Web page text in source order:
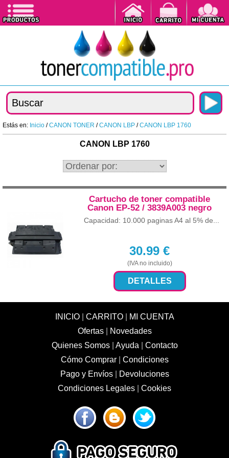
Estás en: Inicio /CANON TONER /CANON LBP /CANON LBP 1760
CANON LBP 1760
Cartucho de toner compatible
Canon EP-52 / 3839A003 negro
Capacidad: 10.000 paginas A4 al 5% de...
30.99 €
(IVA no incluido)
DETALLES
INICIO| CARRITO|
MI CUENTA
Ofertas|
Novedades
Quienes Somos| Ayuda
Contacto
Cómo Comprar| Condiciones
Pago y Envíos|
Devoluciones
Condiciones Legales
Cookies